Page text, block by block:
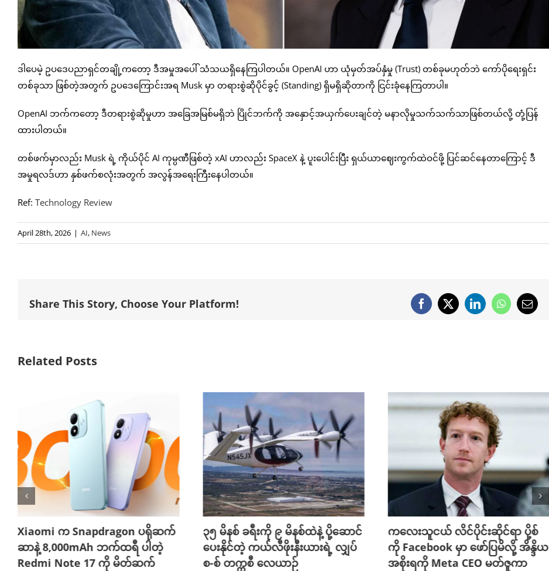
ဒါပေမဲ့ ဥပဒေပညာရှင်တချို့ကတော့ ဒီအမှုအပေါ် သံသယရှိနေကြပါတယ်။ OpenAI ဟာ ယုံမှတ်အပ်နှံမှု (Trust) တစ်ခုမဟုတ်ဘဲ ကော်ပိုရေးရှင်း
တစ်ခုသာ ဖြစ်တဲ့အတွက် ဥပဒေကြောင်းအရ Musk မှာ တရားစွဲဆိုပိုင်ခွင့် (Standing) ရှိမရှိဆိုတာကို ငြင်းခုံနေကြတာပါ။
OpenAI ဘက်ကတော့ ဒီတရားစွဲဆိုမှုဟာ အခြေအမြစ်မရှိဘဲ ပြိုင်ဘက်ကို အနှောင့်အယှက်ပေးချင်တဲ့ မနာလိုမှုသက်သက်သာဖြစ်တယ်လို့ တုံ့ပြန်
ထားပါတယ်။
တစ်ဖက်မှာလည်း Musk ရဲ့ ကိုယ်ပိုင် AI ကုမ္ပဏီဖြစ်တဲ့ xAI ဟာလည်း SpaceX နဲ့ ပူးပေါင်းပြီး ရှယ်ယာဈေးကွက်ထဲဝင်ဖို့ ပြင်ဆင်နေတာကြောင့် ဒီ
အမှုရလဒ်ဟာ နှစ်ဖက်စလုံးအတွက် အလွန်အရေးကြီးနေပါတယ်။
Ref: Technology Review
April 28th, 2026 | AI, News
Share This Story, Choose Your Platform! Facebook
X LinkedInWhatsApp
Email
Related Posts
Xiaomi က Snapdragon ပရိုဆက်
ဆာနဲ့ 8,000mAh ဘက်ထရီ ပါတဲ့
Redmi Note 17 ကို မိတ်ဆက်
၃၅ မိနစ် ခရီးကို ၉ မိနစ်ထဲနဲ့ ပို့ဆောင်
ပေးနိုင်တဲ့ ကယ်လီဖိုးနီးယားရဲ့ လျှပ်
စ-စ် တက္ကစီ လေယာဉ်
ကလေးသူငယ် လိင်ပိုင်းဆိုင်ရာ ပို့စ်
ကို Facebook မှာ ဖော်ပြမိလို့ အိန္ဒိယ
အစိုးရကို Meta CEO မတ်ဇူကာ